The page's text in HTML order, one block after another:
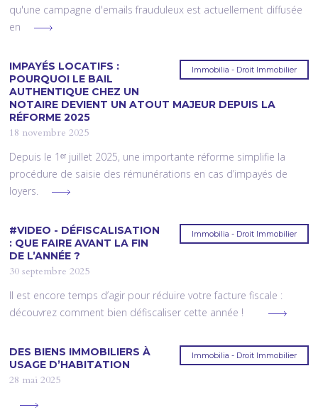
qu'une campagne d'emails frauduleux est actuellement diffusée
en
Immobilia - Droit Immobilier
IMPAYÉS LOCATIFS :
POURQUOI LE BAIL
AUTHENTIQUE CHEZ UN
NOTAIRE DEVIENT UN ATOUT MAJEUR DEPUIS LA
RÉFORME 2025
18 novembre 2025
Depuis le 1ᵉʳ juillet 2025, une importante réforme simplifie la
procédure de saisie des rémunérations en cas d’impayés de
loyers.
Immobilia - Droit Immobilier
#VIDEO - DÉFISCALISATION
: QUE FAIRE AVANT LA FIN
DE L’ANNÉE ?
30 septembre 2025
Il est encore temps d’agir pour réduire votre facture fiscale :
découvrez comment bien défiscaliser cette année !
Immobilia - Droit Immobilier
DES BIENS IMMOBILIERS À
USAGE D’HABITATION
28 mai 2025